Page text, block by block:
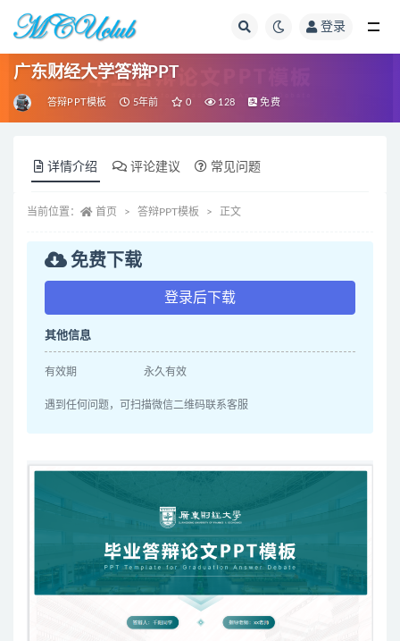
登录
广东财经大学答辩PPT
答辩PPT模板 5年前 0 128 免费
详情介绍 评论建议 常见问题
当前位置： 首页 答辩PPT模板 正文
免费下载
登录后下载
其他信息
有效期 永久有效
遇到任何问题，可扫描微信二维码联系客服